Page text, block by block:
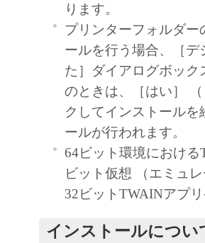
実行することのいずれ
非独占的権利をお客様
た「指定機器」にネッ
ューター上で、かかる
「本ソフトウェア」を
るコンピューターの使
を遵守させるとともに
を条件とします。
(2) お客様は、上記(1)
するためのバックアッ
(3) 上記(1)および(2)に
ります。
プリンターフォルダ
ールを行う場合、［
た］ダイアログボッ
のときは、［はい］
クしてインストール
ールが行われます。
64ビット環境におけ
ビット仮想 （エミュ
32ビットTWAINアプ
インストールについ